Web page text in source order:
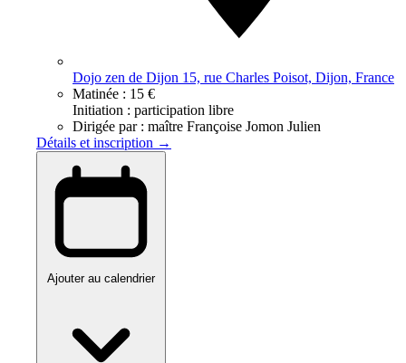
Dojo zen de Dijon 15, rue Charles Poisot, Dijon, France
Matinée : 15 €
Initiation : participation libre
Dirigée par : maître Françoise Jomon Julien
Détails et inscription →
Ajouter au calendrier